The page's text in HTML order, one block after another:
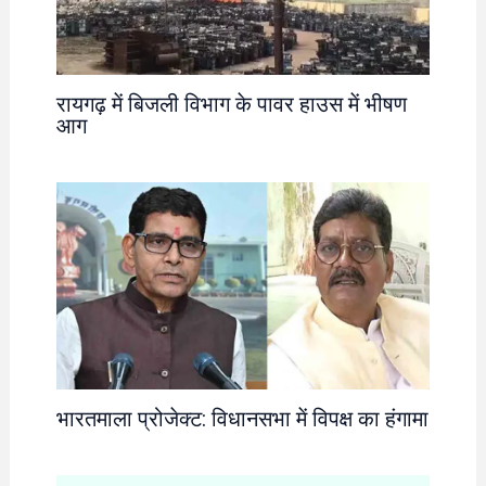
रायगढ़ में बिजली विभाग के पावर हाउस में भीषण
आग
भारतमाला प्रोजेक्ट: विधानसभा में विपक्ष का हंगामा